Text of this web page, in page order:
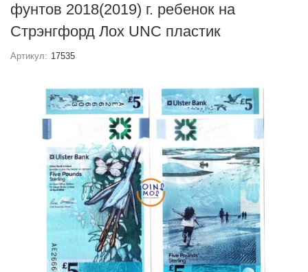
фунтов 2018(2019) г. ребенок на
Стрэнгфорд Лох UNC пластик
Артикул: 17535